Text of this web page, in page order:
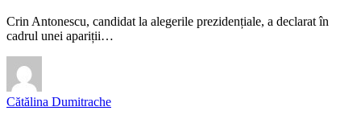
Crin Antonescu, candidat la alegerile prezidențiale, a declarat în
cadrul unei apariții…
Cătălina Dumitrache